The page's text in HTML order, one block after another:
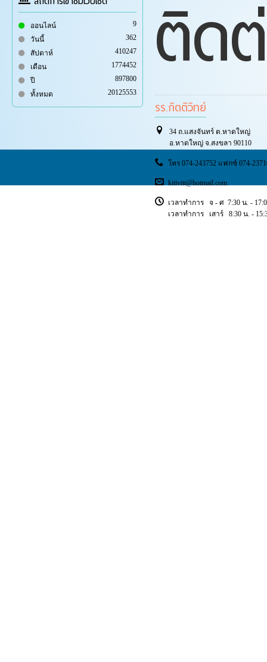
ออนไลน์
9
วันนี้
362
สัปดาห์
410247
เดือน
1774452
ปี
897800
ทั้งหมด
20125553 ติด
รร.กิตติวิทย์
34 ถ.แสงจันทร์ ต.หาดใหญ่
อ.หาดใหญ่ จ.สงขลา 90110
โทร 074-243752 แฟกซ์ 074-
kitivitt@hotmail.com
เวลาทำการ จ - ศ 7:30 น. -
เวลาทำการ เสาร์ 8:30 น. -